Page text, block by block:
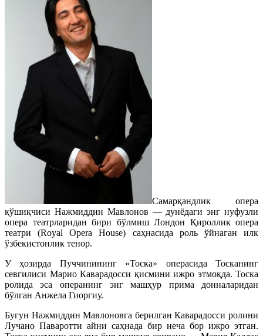
Самарқандлик опера
қўшиқчиси Нажмиддин Мавлонов — дунёдаги энг нуфузли
опера театрларидан бири бўлмиш Лондон Қироллик опера
театри (Royal Opera House) саҳнасида роль ўйнаган илк
ўзбекистонлик тенор.
У ҳозирда Пуччинининг «Тоска» операсида Тосканинг
севгилиси Марио Каварадосси қисмини ижро этмоқда. Тоска
ролида эса операнинг энг машҳур прима донналаридан
бўлган Анжела Гиоргиу.
Бугун Нажмиддин Мавлоновга берилган Каварадосси ролини
Лучано Паваротти айни саҳнада бир неча бор ижро этган.